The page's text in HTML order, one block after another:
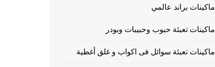
ماكينات براند عالمي
ماكينات تعبئة حبوب وحبيبات وبودر
ماكينات تعبئة سوائل فى اكواب و غلق أغطية